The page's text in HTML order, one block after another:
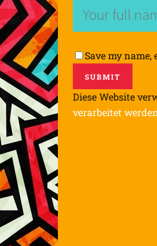
Save my
Diese Website
verarbeitet